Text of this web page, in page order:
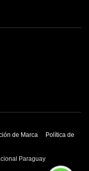
de Marca
Política de
Paraguay